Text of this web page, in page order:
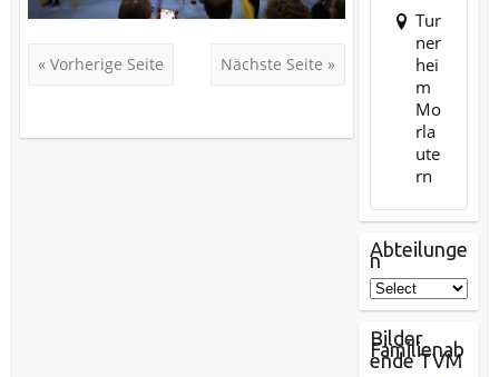
« Vorherige Seite Nächste Seite »
Tur
ner
hei
m
Mo
rla
ute
rn
Abteilunge
n
Bilder
Familienab
ende TVM